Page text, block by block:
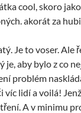
cool, skoro
akorát za
Je to voser. Ale
je, aby bylo z co
problém
víc lidí a voilá!
A v minimu